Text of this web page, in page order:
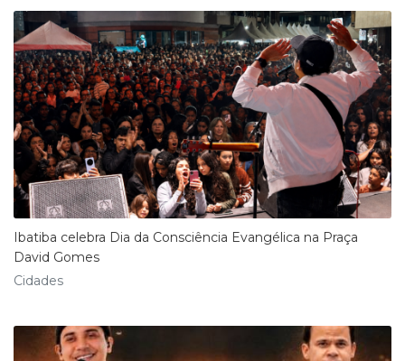
Ibatiba celebra Dia da Consciência Evangélica na Praça
David Gomes
Cidades